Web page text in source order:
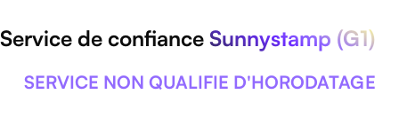
Service de confiance Sunnystamp (G1)
SERVICE NON QUALIFIE D'HORODATAGE